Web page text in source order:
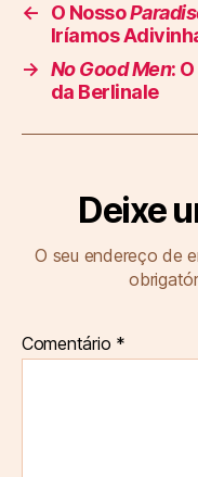
← O Nosso
Iríamos
→ No Good Men:
da Berlinale
Deixe
O seu endereço de
Comentário *